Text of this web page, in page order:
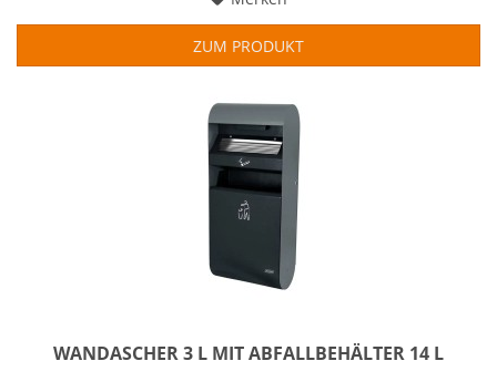
ZUM PRODUKT
WANDASCHER 3 L MIT ABFALLBEHÄLTER 14 L